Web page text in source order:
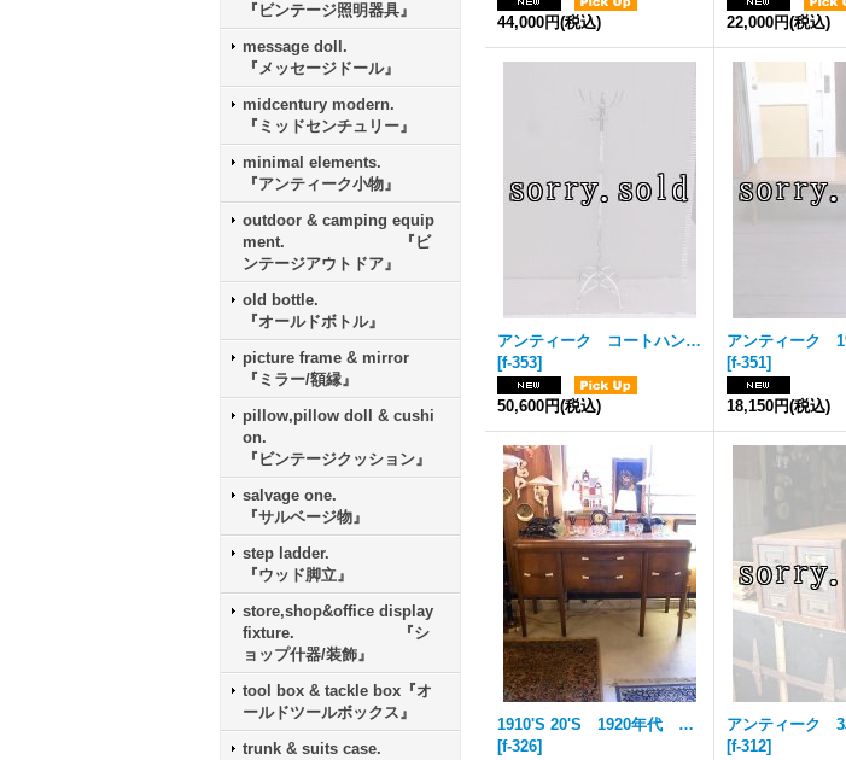
『ビンテージ照明器具』
message doll.
『メッセージドール』
midcentury modern.
『ミッドセンチュリー』
minimal elements.
『アンティーク小物』
outdoor & camping equip
ment. 『ビ
ンテージアウトドア』
old bottle.
『オールドボトル』
picture frame & mirror
『ミラー/額縁』
pillow,pillow doll & cushi
on.
『ビンテージクッション』
salvage one.
『サルベージ物』
step ladder.
『ウッド脚立』
store,shop&office display
fixture. 『シ
ョップ什器/装飾』
tool box & tackle box『オ
ールドツールボックス』
trunk & suits case.
44,000円(税込) 22,000円(税込)
アンティーク コートハンガー アイアン ホワイト ビンテージ
[f-353]
50,600円(税込)
[f-351]
18,150円(税込)
1910'S 20'S 1920年代 アールデコ アーリーセンチュリー アンティーク キャビネット チェスト TVボード テレビ台 ヴィンテージ PATINA
[f-326]
[f-312]